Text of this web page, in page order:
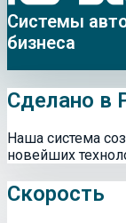
Системы
бизнеса
Сделано в
Наша система
новейших
Скорость